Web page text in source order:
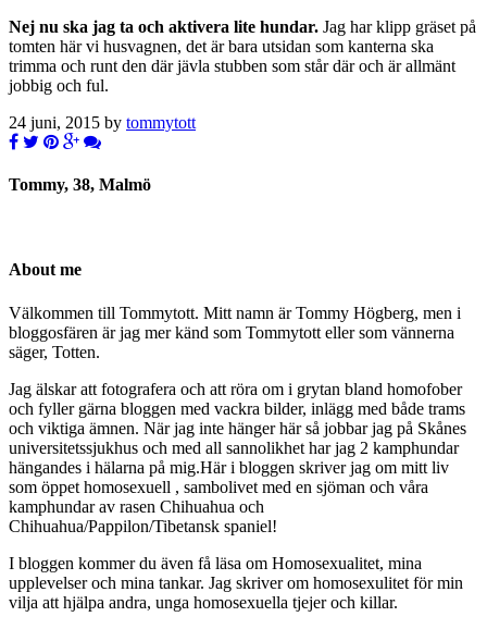
Nej nu ska jag ta och aktivera lite hundar. Jag har klipp gräset på
tomten här vi husvagnen, det är bara utsidan som kanterna ska
trimma och runt den där jävla stubben som står där och är allmänt
jobbig och ful.
24 juni, 2015 by tommytott
Tommy, 38, Malmö
About me
Välkommen till Tommytott. Mitt namn är Tommy Högberg, men i
bloggosfären är jag mer känd som Tommytott eller som vännerna
säger, Totten.
Jag älskar att fotografera och att röra om i grytan bland homofober
och fyller gärna bloggen med vackra bilder, inlägg med både trams
och viktiga ämnen. När jag inte hänger här så jobbar jag på Skånes
universitetssjukhus och med all sannolikhet har jag 2 kamphundar
hängandes i hälarna på mig.Här i bloggen skriver jag om mitt liv
som öppet homosexuell , sambolivet med en sjöman och våra
kamphundar av rasen Chihuahua och
Chihuahua/Pappilon/Tibetansk spaniel!
I bloggen kommer du även få läsa om Homosexualitet, mina
upplevelser och mina tankar. Jag skriver om homosexulitet för min
vilja att hjälpa andra, unga homosexuella tjejer och killar.